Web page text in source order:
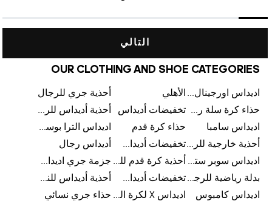
التالي
OUR CLOTHING AND SHOE CATEGORIES
اديداس اورجينال رجالي الأهلي
أحذية جري للرجال
حذاء كرة سلة رجالي تخفيضات أديداس
أحذية أديداس للرجال
اديداس سامبا
حذاء كرة قدم
اديداس الترا بوست للرجال
أحذية خارجية للرجال
تخفيضات أديداس للرجال
أديداس رجال
اديداس سوبر ستار رجالي
أحذية كرة قدم للرجال
جزمة جري اديداس
بدلة رياضية للرجال
تخفيضات أديداس للنساء
أحذية أديداس للنساء
اديداس كامبوس
اديداس X لكرة القدم حذاء جري نسائي